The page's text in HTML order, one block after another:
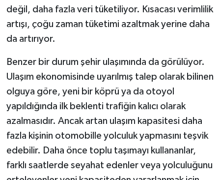
değil, daha fazla veri tüketiliyor. Kısacası verimlilik
artışı, çoğu zaman tüketimi azaltmak yerine daha
da artırıyor.
Benzer bir durum şehir ulaşımında da görülüyor.
Ulaşım ekonomisinde uyarılmış talep olarak bilinen
olguya göre, yeni bir köprü ya da otoyol
yapıldığında ilk beklenti trafiğin kalıcı olarak
azalmasıdır. Ancak artan ulaşım kapasitesi daha
fazla kişinin otomobille yolculuk yapmasını teşvik
edebilir. Daha önce toplu taşımayı kullananlar,
farklı saatlerde seyahat edenler veya yolculuğunu